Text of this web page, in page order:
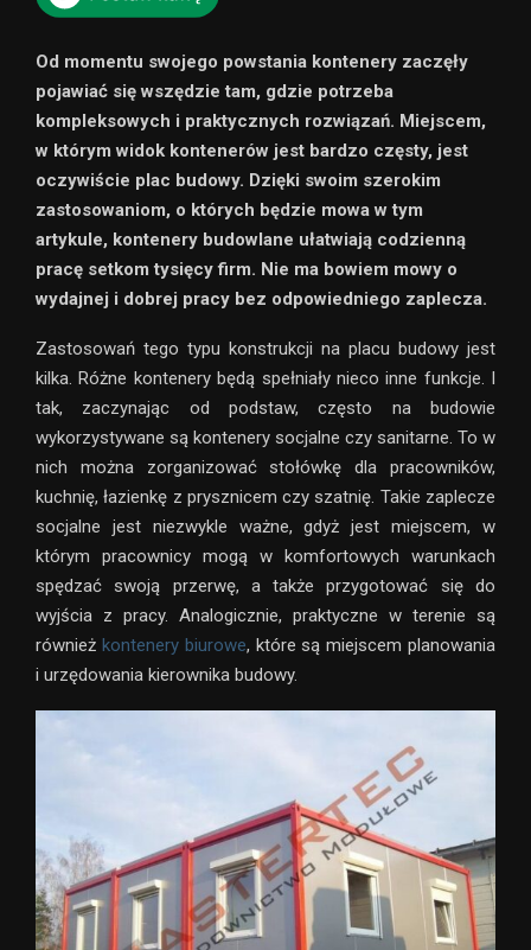
Od momentu swojego powstania kontenery zaczęły
pojawiać się wszędzie tam, gdzie potrzeba
kompleksowych i praktycznych rozwiązań. Miejscem,
w którym widok kontenerów jest bardzo częsty, jest
oczywiście plac budowy. Dzięki swoim szerokim
zastosowaniom, o których będzie mowa w tym
artykule, kontenery budowlane ułatwiają codzienną
pracę setkom tysięcy firm. Nie ma bowiem mowy o
wydajnej i dobrej pracy bez odpowiedniego zaplecza.
Zastosowań tego typu konstrukcji na placu budowy jest
kilka. Różne kontenery będą spełniały nieco inne funkcje. I
tak, zaczynając od podstaw, często na budowie
wykorzystywane są kontenery socjalne czy sanitarne. To w
nich można zorganizować stołówkę dla pracowników,
kuchnię, łazienkę z prysznicem czy szatnię. Takie zaplecze
socjalne jest niezwykle ważne, gdyż jest miejscem, w
którym pracownicy mogą w komfortowych warunkach
spędzać swoją przerwę, a także przygotować się do
wyjścia z pracy. Analogicznie, praktyczne w terenie są
również kontenery biurowe, które są miejscem planowania
i urzędowania kierownika budowy.